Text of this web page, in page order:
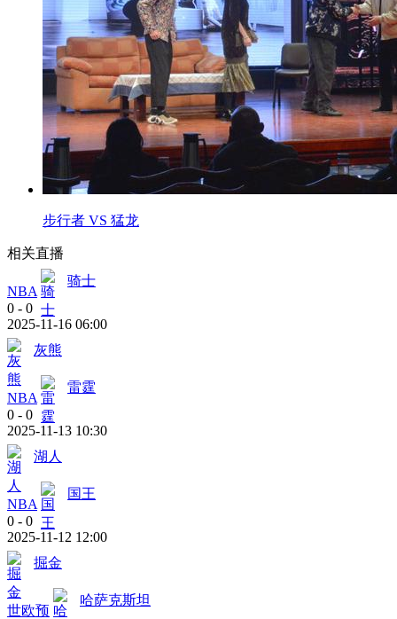
步行者 VS 猛龙
相关直播
NBA
骑士
0 - 0
2025-11-16 06:00
灰熊
NBA
雷霆
0 - 0
2025-11-13 10:30
湖人
NBA
国王
0 - 0
2025-11-12 12:00
掘金
世欧预
哈萨克斯坦